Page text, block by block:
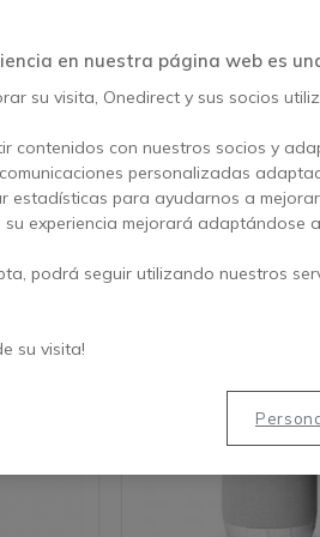
Suele incluir funciones de IA como
para una experiencia fluida y
donde los asistentes rodean la
en nuestra página web es
su visita, Onedirect y sus socios
contenidos con nuestros socios y
personalizadas
estadísticas para ayudarnos a
su experiencia mejorará adaptándose
podrá seguir utilizando nuestros
su visita!